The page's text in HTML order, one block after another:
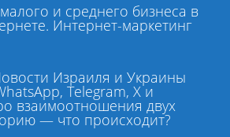
и среднего бизнеса в
Интернет-маркетинг
Израиля и Украины
Telegram, X и
взаимоотношения двух
— что происходит?